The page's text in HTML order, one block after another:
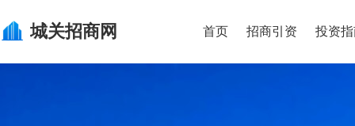
城关招商网 首页 招商引资 投资